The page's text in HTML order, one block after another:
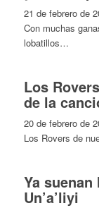
21 de febrero de
Con muchas
lobatillos…
Los
de la
20 de febrero de
Los Rovers de
Ya
Un’a’liyi